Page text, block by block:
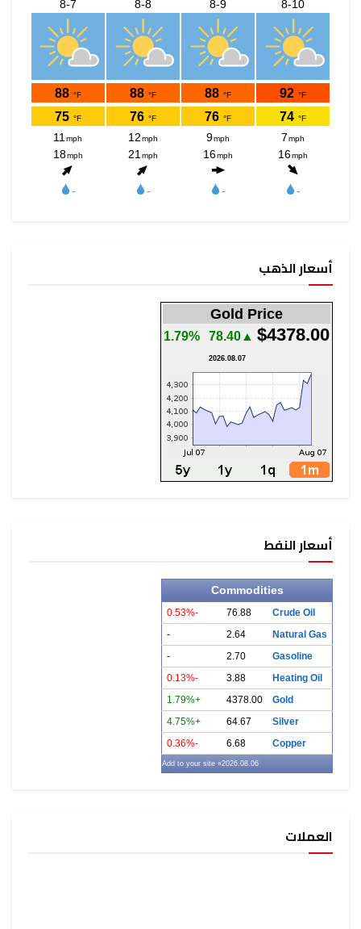
أسعار الذهب
Gold Price
$4378.00
▲78.40
1.79%
2026.08.07
أسعار النفط
Commodities
Crude Oil
76.88
-0.53%
Natural Gas
2.64
-
Gasoline
2.70
-
Heating Oil
3.88
-0.13%
Gold
4378.00
+1.79%
Silver
64.67
+4.75%
Copper
6.68
-0.36%
2026.08.06
» Add to your site
العملات